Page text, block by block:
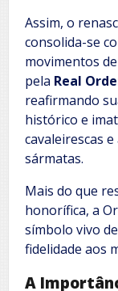
Assim, o
consolida-se
movimentos
pela Real
reafirmando
histórico e
cavaleirescas
sármatas.
Mais do que
honorífica, a
símbolo vivo
fidelidade aos
A